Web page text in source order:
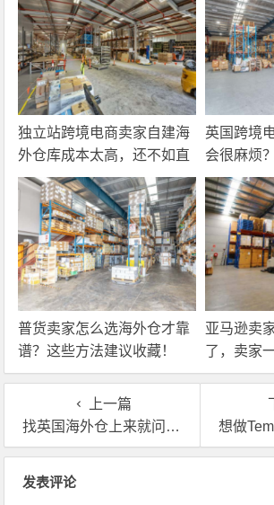
独立站跨境电商卖家自建海
外仓库成本太高，还不如直
接找第三方自营海外仓！
英国跨境
会很麻烦
还是在海
普货卖家怎么选海外仓才靠
谱？这些方法建议收藏！
亚马逊卖
了，卖家
的？
上一篇
找英国海外仓上来就问价？海外仓费用大揭秘！
想做Temu海外仓一件代
发表评论